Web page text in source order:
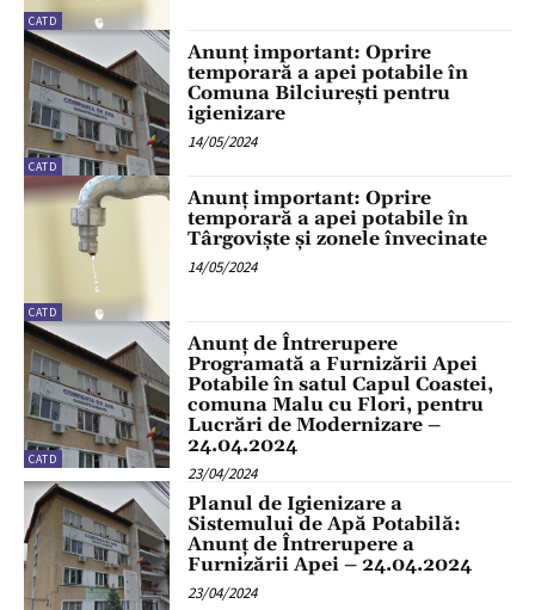
CATD
CATD
Anunț important: Oprire
temporară a apei potabile în
Comuna Bilciurești pentru
igienizare
14/05/2024
CATD
Anunț important: Oprire
temporară a apei potabile în
Târgoviște și zonele învecinate
14/05/2024
CATD
Anunț de Întrerupere
Programată a Furnizării Apei
Potabile în satul Capul Coastei,
comuna Malu cu Flori, pentru
Lucrări de Modernizare –
24.04.2024
23/04/2024
Planul de Igienizare a
Sistemului de Apă Potabilă:
Anunț de Întrerupere a
Furnizării Apei – 24.04.2024
23/04/2024